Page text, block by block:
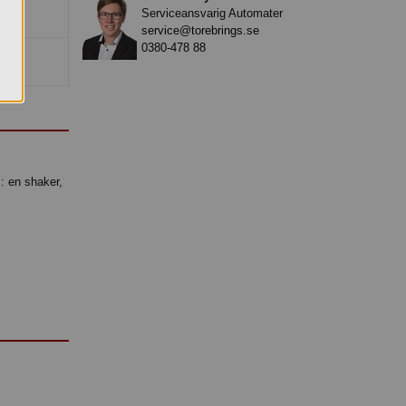
en shaker,
Serviceansvarig Automater
service@torebrings.se
0380-478 88